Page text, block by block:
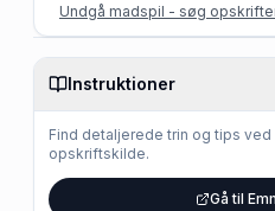
Undgå madspil - søg
Instruktioner
Find detaljerede trin og tips
opskriftskilde.
Gå til